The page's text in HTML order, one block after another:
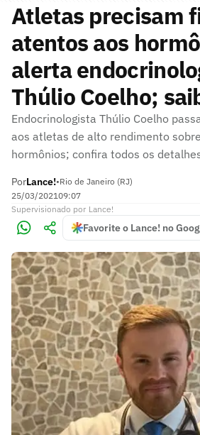
Atletas precisam
atentos aos
alerta
Thúlio Coelho;
Endocrinologista Thúlio Coelho
aos atletas de alto rendimento
hormônios; confira todos os
PorLance!•Rio de Janeiro (RJ)
25/03/202109:07
Supervisionado por Lance!
Favorite o Lance! no